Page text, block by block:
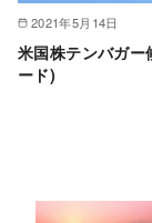
2021年5月14日
米国株テンバガ
ード)